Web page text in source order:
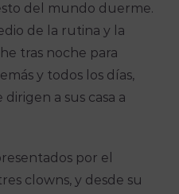
del mundo duerme.
de la rutina y la
tras noche para
y todos los días,
a sus casa a
por el
clowns, y desde su